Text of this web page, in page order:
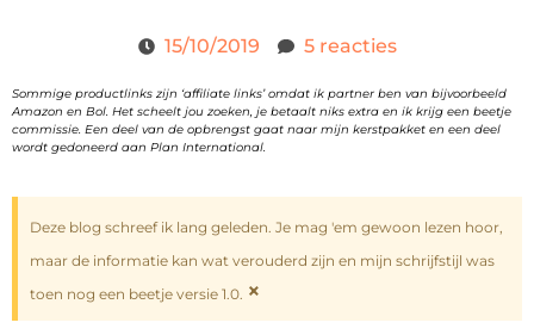
15/10/2019 5 reacties
Sommige productlinks zijn ‘affiliate links’ omdat ik partner ben van bijvoorbeeld
Amazon en Bol. Het scheelt jou zoeken, je betaalt niks extra en ik krijg een beetje
commissie. Een deel van de opbrengst gaat naar mijn kerstpakket en een deel
wordt gedoneerd aan Plan International.
Deze blog schreef ik lang geleden. Je mag 'em gewoon lezen hoor,
maar de informatie kan wat verouderd zijn en mijn schrijfstijl was
toen nog een beetje versie 1.0. ×